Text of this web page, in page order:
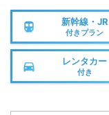
新幹線・JR
付きプラン
レンタカー
付き